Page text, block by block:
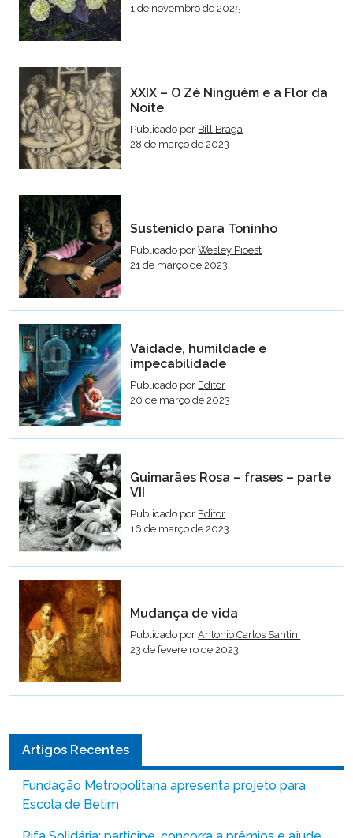
1 de novembro de 2025
XXIX – O Zé Ninguém e a Flor da
Noite
Publicado por Bill Braga
28 de março de 2023
Sustenido para Toninho
Publicado porWesley Pioest
21 de março de 2023
Vaidade, humildade e
impecabilidade
Publicado por Editor
20 de março de 2023
Guimarães Rosa – frases – parte
VII
Publicado por Editor
16 de março de 2023
Mudança de vida
Publicado porAntonio Carlos Santini
23 de fevereiro de 2023
Artigos Recentes
Fundação Metropolitana apresenta projeto para
Escola de Betim